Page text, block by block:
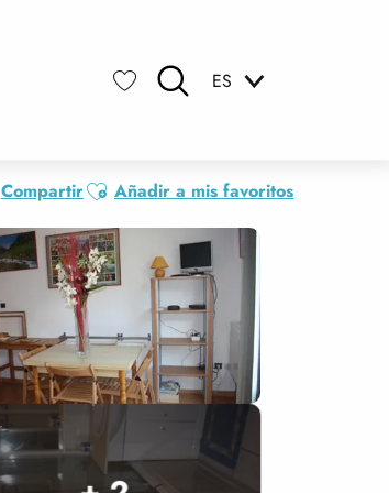
ES
CompartirAjouter aux favoris
Añadir a mis favoritos